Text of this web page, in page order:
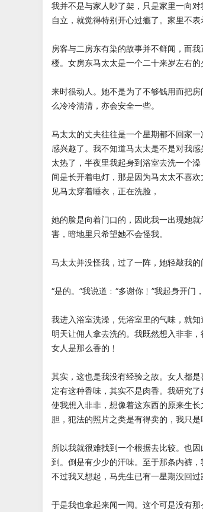
我并不是与家人吵了架，只是家里一向
自立，就觉得特别开心过瘾了。家里不表
房客与二房东有染的故事并不鲜闻，而
楼。女房东马太太是一个二十来岁左右
来时很动人。她不是为了不够钱用而把
么冷冷清清，亦会安全一些。
马太太的丈夫往往是一个星期都不回家
感兴趣了。我不知道马太太是不是对我
太热了，半夜里我起身到浴室去洗一个
间是长开着电灯，那是因为马太太不喜
见马太穿着睡衣，正在洗脸，
她的脸是向着门口的，因此我一出现她
害，暗地里只希望她不会怪我。
马太太并没怪我，过了一阵，她轻敲我
“是的。”我说道﹕“多谢你﹗”我起身开
我进入浴室洗澡，凭浴室里的气味，就
明天让佣人拿去洗的。我既然想入非非
女人是那么香的﹗
其实，这也是我没有经验之故。女人都
定有这种香味，其实不是肉香。我研究
使我想入非非，想像着这东西的原来生
胆，犯法的照片之类是有得卖的，我只是
所以我就很难找到一个根据去比较。也
到。倒是有少少的汗味。至于那条内裤
不过我又想起，马先生已有一星期没回
于是我也拿起来闻一闻。这个可是没有